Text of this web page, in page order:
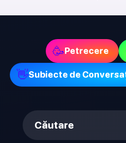
🥳Petrecere
👋Subiecte de
Căutare